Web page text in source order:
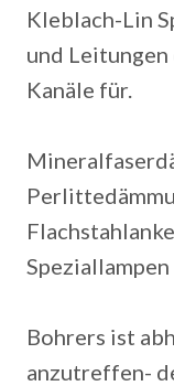
Kleblach-Lin
und
Kanäle für.
Bohrers ist
anzutreffen-